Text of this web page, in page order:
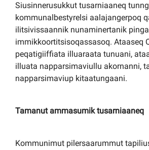
Siusinnerusukkut tusarniaaneq
kommunalbestyrelsi aalajangerpoq
ilitsivissaannik nunaminertanik
immikkoortitsisoqassasoq. Ataaseq
peqatigiiffiata illuaraata tunuani,
illuata napparsimaviullu akornanni,
napparsimaviup kitaatungaani.
Tamanut ammasumik tusarniaaneq
Kommunimut pilersaarummut